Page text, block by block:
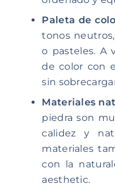
Paleta de
tonos
o pasteles. A
de color con
sin
Materiales
piedra son
calidez y
materiales
con la
aesthetic.